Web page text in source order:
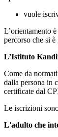
vuole
L’orientamento
percorso che si
L’Istituto
Come da
dalla persona in
certificate dal
Le iscrizioni
L'adulto che